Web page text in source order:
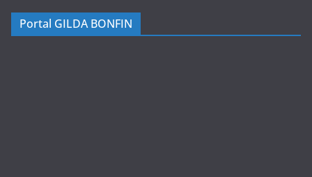
Portal GILDA BONFIN